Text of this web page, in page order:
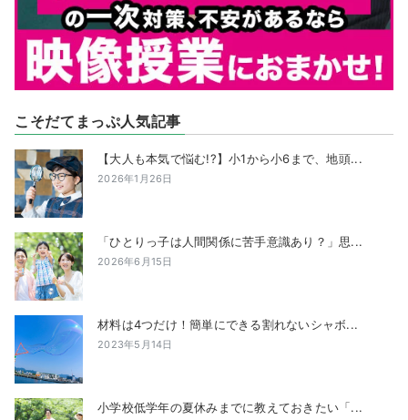
こそだてまっぷ人気記事
【大人も本気で悩む!?】小1から小6まで、地頭...
2026年1月26日
「ひとりっ子は人間関係に苦手意識あり？」思...
2026年6月15日
材料は4つだけ！簡単にできる割れないシャボ...
2023年5月14日
小学校低学年の夏休みまでに教えておきたい「...